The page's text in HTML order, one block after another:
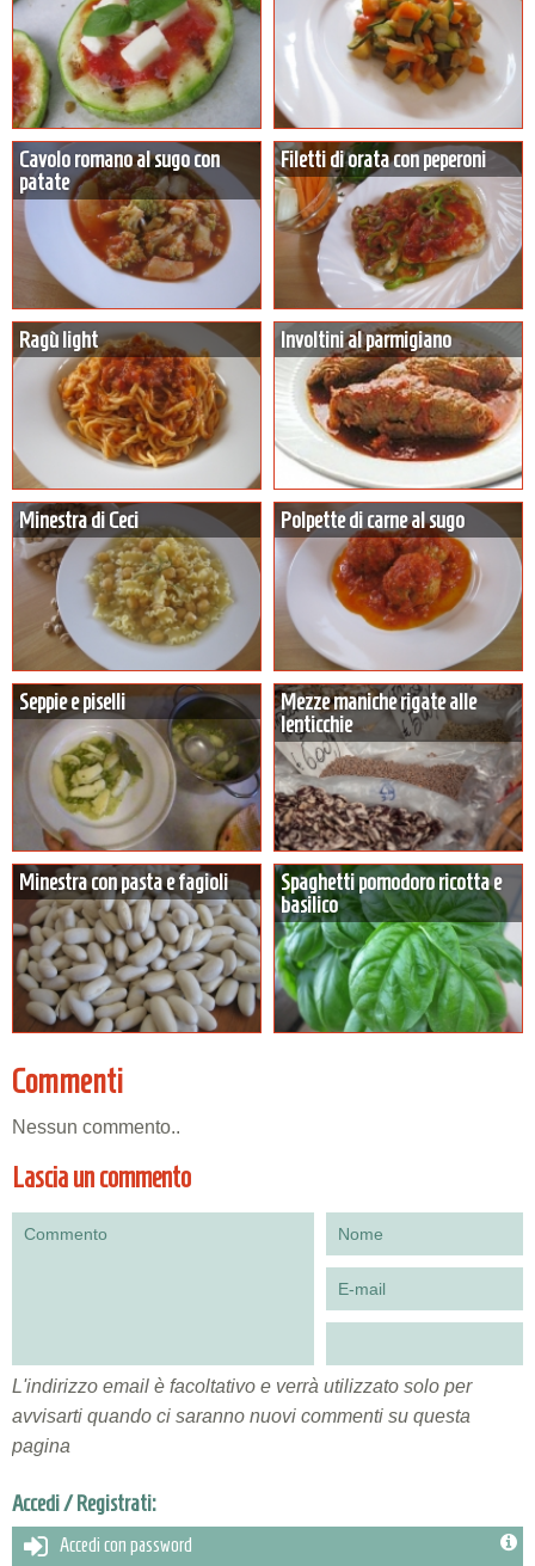
Cavolo romano al sugo con
patate
Filetti di orata con peperoni
Ragù light Involtini al parmigiano
Minestra di Ceci Polpette di carne al sugo
Seppie e piselli
Mezze maniche rigate alle
lenticchie
Minestra con pasta e fagioli
Spaghetti pomodoro ricotta e
basilico
Commenti
Nessun commento..
Lascia un commento
L'indirizzo email è facoltativo e verrà utilizzato solo per
avvisarti quando ci saranno nuovi commenti su questa
pagina
Accedi / Registrati:
Accedi con password